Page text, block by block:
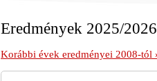
Eredmények 2025/2026
Korábbi évek eredményei 2008-tól